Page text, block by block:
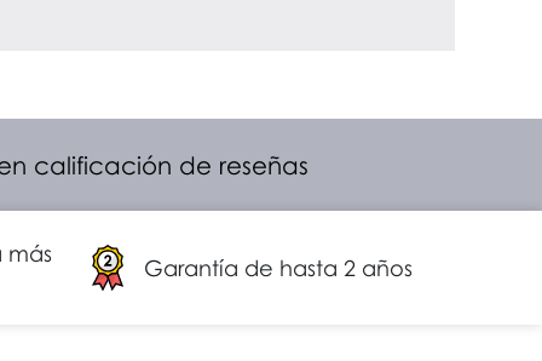
calificación de reseñas
más
Garantía de hasta 2 años